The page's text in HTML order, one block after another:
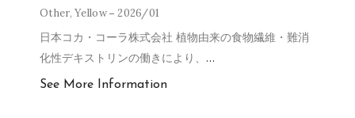
Other,Yellow 2026/01
日本コカ・コーラ株式会社 植物由来の食物繊維・難消
化性デキストリンの働きにより、 …
See More Information